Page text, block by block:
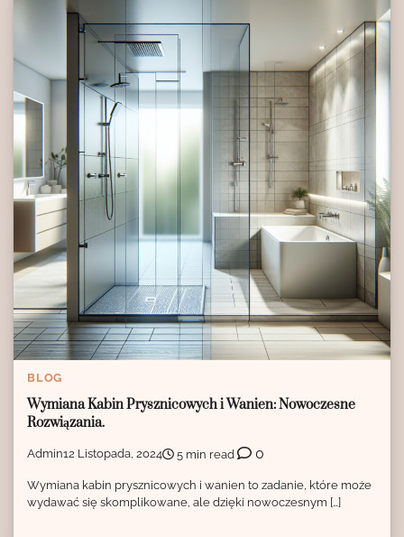
BLOG
Wymiana Kabin Prysznicowych i Wanien: Nowoczesne
Rozwiązania.
Admin12 Listopada, 2024 5 min read 0
Wymiana kabin prysznicowych i wanien to zadanie, które może
wydawać się skomplikowane, ale dzięki nowoczesnym […]